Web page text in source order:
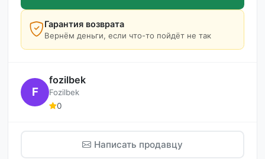
Гарантия возврата
Вернём деньги, если что-то пойдёт не так
F
fozilbek
Fozilbek
0
Написать продавцу